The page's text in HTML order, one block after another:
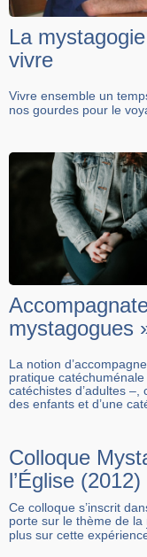
La
vivre
Vivre ensemble un
nos gourdes pour le
mystagogues
La notion
pratique
catéchistes d’adultes
des enfants et d’une
Colloque
l’Église (2012)
Ce colloque s’inscrit
porte sur le thème de la
plus sur cette